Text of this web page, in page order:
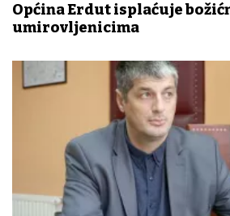
Općina Erdut isplaćuje
umirovljenicima